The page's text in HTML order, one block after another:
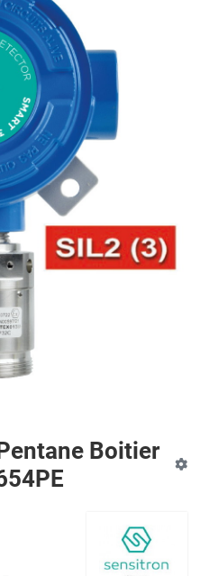
Boitier